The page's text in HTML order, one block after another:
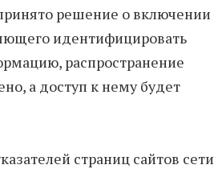
решение о включении
идентифицировать
распространение
а доступ к нему будет
страниц сайтов сети